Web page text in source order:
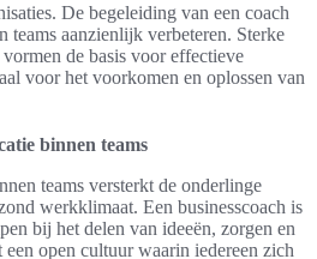
De begeleiding van een coach
teams aanzienlijk verbeteren. Sterke
de basis voor effectieve
voor het voorkomen en oplossen van
binnen teams
teams versterkt de onderlinge
werkklimaat. Een businesscoach is
bij het delen van ideeën, zorgen en
open cultuur waarin iedereen zich